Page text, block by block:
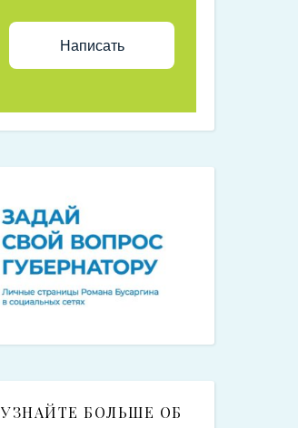
Написать
УЗНАЙТЕ БОЛЬШЕ ОБ